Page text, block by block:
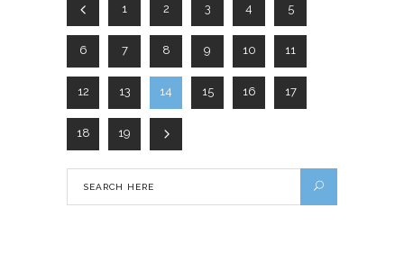
1 2 3 4 5
6 7 8 9 10 11
12 13 14 15 16 17
18 19